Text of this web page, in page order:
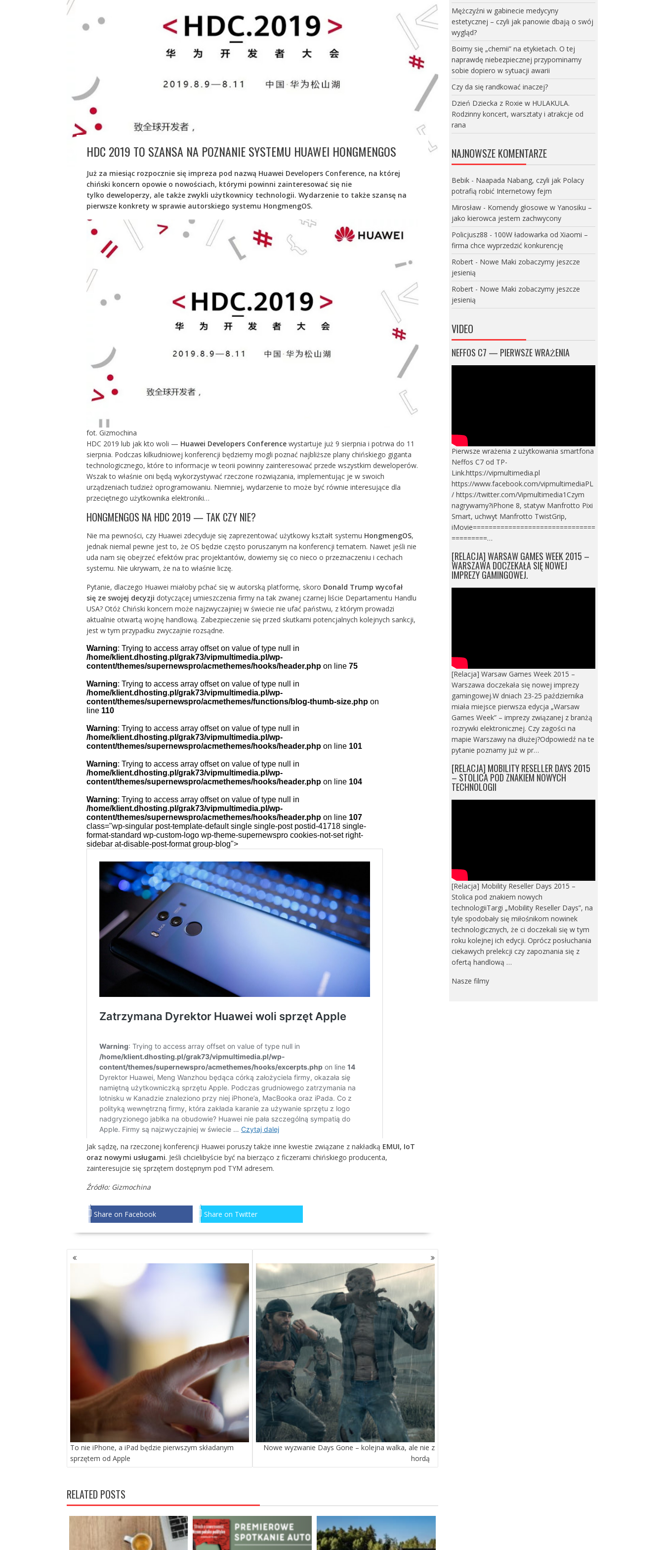
HDC 2019 TO SZANSA NA POZNANIE SYSTEMU HUAWEI HONGMENGOS
Już za miesiąc rozpocznie się impreza pod nazwą Huawei Developers Conference, na której
chiński koncern opowie o nowościach, którymi powinni zainteresować się nie
tylko deweloperzy, ale także zwykli użytkownicy technologii. Wydarzenie to także szansę na
pierwsze konkrety w sprawie autorskiego systemu HongmengOS.
fot. Gizmochina
HDC 2019 lub jak kto woli — Huawei Developers Conferencewystartuje już 9 sierpnia i potrwa do 11
sierpnia. Podczas kilkudniowej konferencji będziemy mogli poznać najbliższe plany chińskiego giganta
technologicznego, które to informacje w teorii powinny zainteresować przede wszystkim deweloperów.
Wszak to właśnie oni będą wykorzystywać rzeczone rozwiązania, implementując je w swoich
urządzeniach tudzież oprogramowaniu. Niemniej, wydarzenie to może być równie interesujące dla
przeciętnego użytkownika elektroniki…
HONGMENGOS NA HDC 2019 — TAK CZY NIE?
Nie ma pewności, czy Huawei zdecyduje się zaprezentować użytkowy kształt systemu HongmengOS,
jednak niemal pewne jest to, że OS będzie często poruszanym na konferencji tematem. Nawet jeśli nie
uda nam się obejrzeć efektów prac projektantów, dowiemy się co nieco o przeznaczeniu i cechach
systemu. Nie ukrywam, że na to właśnie liczę.
Pytanie, dlaczego Huawei miałoby pchać się w autorską platformę, skoro Donald Trump wycofał
się ze swojej decyzji dotyczącej umieszczenia firmy na tak zwanej czarnej liście Departamentu Handlu
USA? Otóż Chiński koncern może najzwyczajniej w świecie nie ufać państwu, z którym prowadzi
aktualnie otwartą wojnę handlową. Zabezpieczenie się przed skutkami potencjalnych kolejnych sankcji,
jest w tym przypadku zwyczajnie rozsądne.
Jak sądzę, na rzeczonej konferencji Huawei poruszy także inne kwestie związane z nakładką EMUI, IoT
oraz nowymi usługami. Jeśli chcielibyście być na bierząco z ficzerami chińskiego producenta,
zainteresujcie się sprzętem dostępnym pod TYM adresem.
Źródło: Gizmochina
Share on Facebook Share on Twitter
NAWIGACJA
PO
To nie iPhone, a iPad będzie pierwszym składanym
sprzętem od Apple
Nowe wyzwanie Days Gone – kolejna walka, ale nie z
hordą
RELATED POSTS
Mężczyźni w gabinecie medycyny
estetycznej – czyli jak panowie dbają o swój
wygląd?
Boimy się „chemii” na etykietach. O tej
naprawdę niebezpiecznej przypominamy
sobie dopiero w sytuacji awarii
Czy da się randkować inaczej?
Dzień Dziecka z Roxie w HULAKULA.
Rodzinny koncert, warsztaty i atrakcje od
rana
NAJNOWSZE KOMENTARZE
Bebik- Naapada Nabang, czyli jak Polacy
potrafią robić Internetowy fejm
Mirosław- Komendy głosowe w Yanosiku –
jako kierowca jestem zachwycony
Policjusz88 - 100W ładowarka od Xiaomi –
firma chce wyprzedzić konkurencję
Robert- Nowe Maki zobaczymy jeszcze
jesienią
Robert- Nowe Maki zobaczymy jeszcze
jesienią
VIDEO
NEFFOS C7 — PIERWSZE WRAŻENIA
Pierwsze wrażenia z użytkowania smartfona
Neffos C7 od TP-
Link.https://vipmultimedia.pl
https://www.facebook.com/vipmultimediaPL
/ https://twitter.com/Vipmultimedia1Czym
nagrywamy?iPhone 8, statyw Manfrotto Pixi
Smart, uchwyt Manfrotto TwistGrip,
iMovie===============================
=========…
[RELACJA] WARSAW GAMES WEEK 2015 –
WARSZAWA DOCZEKAŁA SIĘ NOWEJ
IMPREZY GAMINGOWEJ.
[Relacja] Warsaw Games Week 2015 –
Warszawa doczekała się nowej imprezy
gamingowej.W dniach 23-25 października
miała miejsce pierwsza edycja „Warsaw
Games Week” – imprezy związanej z branżą
rozrywki elektronicznej. Czy zagości na
mapie Warszawy na dłużej?Odpowiedź na te
pytanie poznamy już w pr…
[RELACJA] MOBILITY RESELLER DAYS 2015
– STOLICA POD ZNAKIEM NOWYCH
TECHNOLOGII
[Relacja] Mobility Reseller Days 2015 –
Stolica pod znakiem nowych
technologiiTargi „Mobility Reseller Days”, na
tyle spodobały się miłośnikom nowinek
technologicznych, że ci doczekali się w tym
roku kolejnej ich edycji. Oprócz posłuchania
ciekawych prelekcji czy zapoznania się z
ofertą handlową …
Nasze filmy